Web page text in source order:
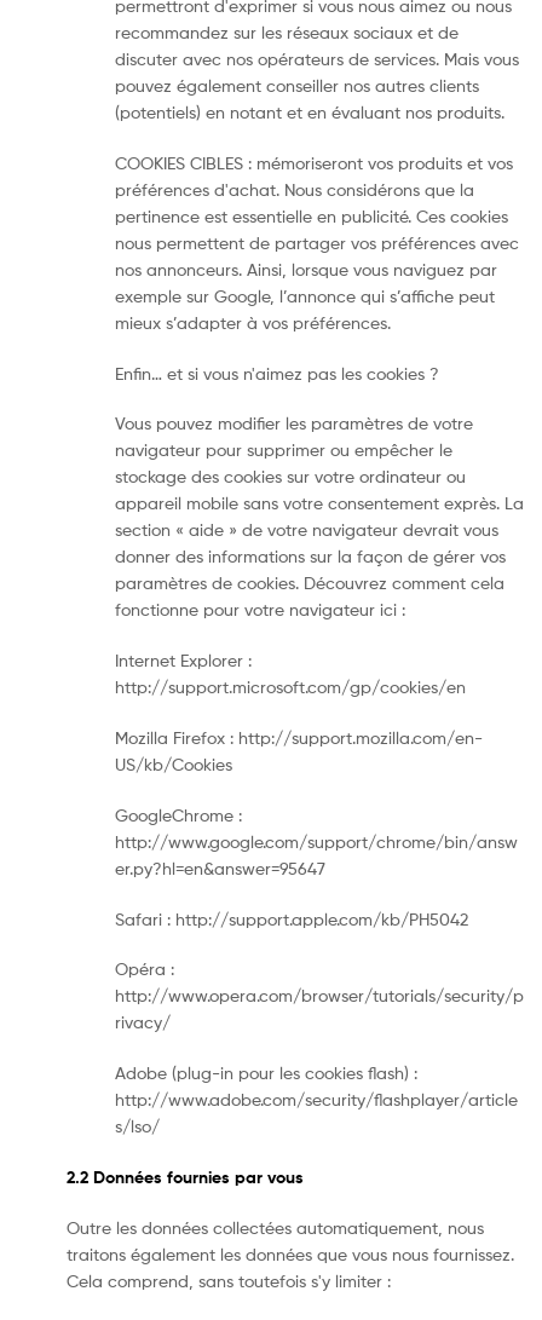
permettront d'exprimer si vous nous aimez ou nous
recommandez sur les réseaux sociaux et de
discuter avec nos opérateurs de services. Mais vous
pouvez également conseiller nos autres clients
(potentiels) en notant et en évaluant nos produits.
COOKIES CIBLES : mémoriseront vos produits et vos
préférences d'achat. Nous considérons que la
pertinence est essentielle en publicité. Ces cookies
nous permettent de partager vos préférences avec
nos annonceurs. Ainsi, lorsque vous naviguez par
exemple sur Google, l’annonce qui s’affiche peut
mieux s’adapter à vos préférences.
Enfin… et si vous n'aimez pas les cookies ?
Vous pouvez modifier les paramètres de votre
navigateur pour supprimer ou empêcher le
stockage des cookies sur votre ordinateur ou
appareil mobile sans votre consentement exprès. La
section « aide » de votre navigateur devrait vous
donner des informations sur la façon de gérer vos
paramètres de cookies. Découvrez comment cela
fonctionne pour votre navigateur ici :
Internet Explorer :
http://support.microsoft.com/gp/cookies/en
Mozilla Firefox : http://support.mozilla.com/en-
US/kb/Cookies
GoogleChrome :
http://www.google.com/support/chrome/bin/answ
er.py?hl=en&answer=95647
Safari : http://support.apple.com/kb/PH5042
Opéra :
http://www.opera.com/browser/tutorials/security/p
rivacy/
Adobe (plug-in pour les cookies flash) :
http://www.adobe.com/security/flashplayer/article
s/lso/
2.2 Données fournies par vous
Outre les données collectées automatiquement, nous
traitons également les données que vous nous fournissez.
Cela comprend, sans toutefois s'y limiter :